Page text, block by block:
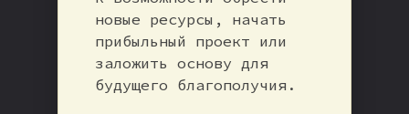
новые ресурсы, начать
прибыльный проект или
заложить основу для
будущего благополучия.